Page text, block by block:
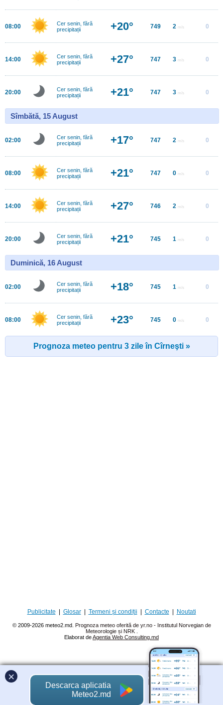
08:00
Cer senin, fără
precipitații
+20° 749 2 m/s 0
14:00
Cer senin, fără
precipitații
+27° 747 3 m/s 0
20:00
Cer senin, fără
precipitații
+21° 747 3 m/s 0
Sîmbătă, 15 August
02:00
Cer senin, fără
precipitații
+17° 747 2 m/s 0
08:00
Cer senin, fără
precipitații
+21° 747 0 m/s 0
14:00
Cer senin, fără
precipitații
+27° 746 2 m/s 0
20:00
Cer senin, fără
precipitații
+21° 745 1 m/s 0
Duminică, 16 August
02:00
Cer senin, fără
precipitații
+18° 745 1 m/s 0
08:00
Cer senin, fără
precipitații
+23° 745 0 m/s 0
Prognoza meteo pentru 3 zile în Cîrneşti »
Publicitate Glosar| Termeni și condiții Contacte Noutati
© 2009-2026 meteo2.md. Prognoza meteo oferită de yr.no - Institutul Norvegian de
Meteorologie și NRK
Elaborat deAgentia Web Consulting.md
×
Descarca aplicatia
Meteo2.md